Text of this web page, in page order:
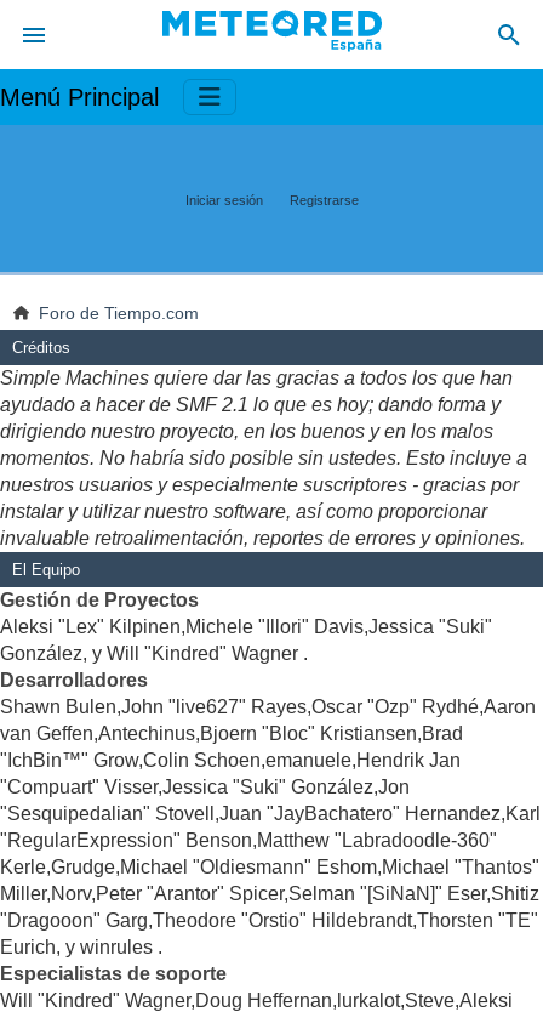
Menú Principal
Iniciar sesión Registrarse
Foro de Tiempo.com
Créditos
Simple Machines quiere dar las gracias a todos los que han
ayudado a hacer de SMF 2.1 lo que es hoy; dando forma y
dirigiendo nuestro proyecto, en los buenos y en los malos
momentos. No habría sido posible sin ustedes. Esto incluye a
nuestros usuarios y especialmente suscriptores - gracias por
instalar y utilizar nuestro software, así como proporcionar
invaluable retroalimentación, reportes de errores y opiniones.
El Equipo
Gestión de Proyectos
Aleksi "Lex" Kilpinen,Michele "Illori" Davis,Jessica "Suki"
González, y Will "Kindred" Wagner .
Desarrolladores
Shawn Bulen,John "live627" Rayes,Oscar "Ozp" Rydhé,Aaron
van Geffen,Antechinus,Bjoern "Bloc" Kristiansen,Brad
"IchBin™" Grow,Colin Schoen,emanuele,Hendrik Jan
"Compuart" Visser,Jessica "Suki" González,Jon
"Sesquipedalian" Stovell,Juan "JayBachatero" Hernandez,Karl
"RegularExpression" Benson,Matthew "Labradoodle-360"
Kerle,Grudge,Michael "Oldiesmann" Eshom,Michael "Thantos"
Miller,Norv,Peter "Arantor" Spicer,Selman "[SiNaN]" Eser,Shitiz
"Dragooon" Garg,Theodore "Orstio" Hildebrandt,Thorsten "TE"
Eurich, y winrules .
Especialistas de soporte
Will "Kindred" Wagner,Doug Heffernan,lurkalot,Steve,Aleksi